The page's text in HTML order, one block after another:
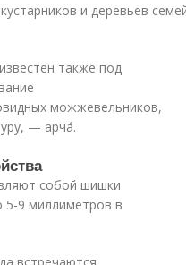
и деревьев
также под
можжевельников,
— арча́.
собой шишки
5-9 миллиметров в